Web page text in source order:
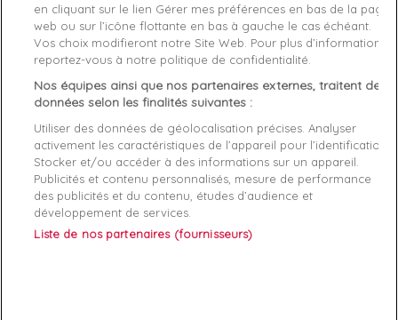
Caractéristiques produit
Description Détails du produit
Fabriquant
Cescourtset enfanton un logo embossé sur le talon et
unconfort de haute qualité.
Ces chaussures pour garçon on comme composition
en cliquant sur le lien Gérer mes préférences en bas de la page
web ou sur l’icône flottante en bas à gauche le cas échéant.
Vos choix modifieront notre Site Web. Pour plus d’informations,
reportez-vous à notre politique de confidentialité.
Nos équipes ainsi que nos partenaires externes, traitent des
données selon les finalités suivantes :
Utiliser des données de géolocalisation précises. Analyser
activement les caractéristiques de l’appareil pour l’identification.
Stocker et/ou accéder à des informations sur un appareil.
Publicités et contenu personnalisés, mesure de performance
des publicités et du contenu, études d’audience et
développement de services.
Liste de nos partenaires (fournisseurs)